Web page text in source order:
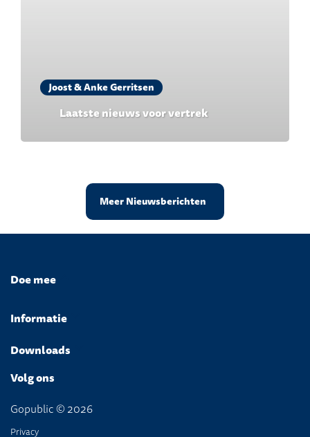
Joost & Anke Gerritsen
Laatste nieuws voor vertrek
Meer Nieuwsberichten
Doe mee
Informatie
Downloads
Volg ons
Gopublic © 2026
Privacy